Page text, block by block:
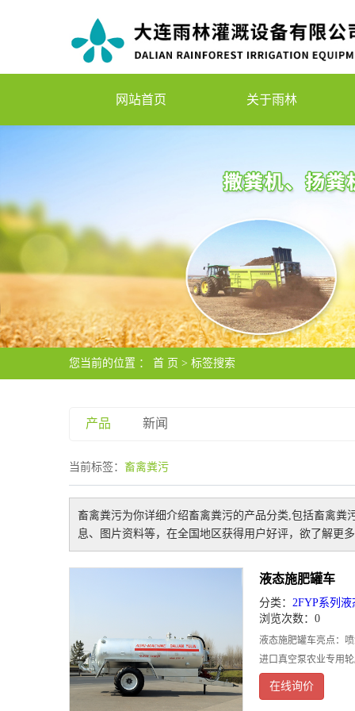
网站首页 关于雨林
您当前的位置 ： 首 页 > 标签搜索
产品 新闻
当前标签： 畜禽粪污
畜禽粪污为你详细介绍畜禽粪污的产品分类,包括畜禽粪
息、图片资料等，在全国地区获得用户好评，欲了解更
液态施肥罐车
分类： 2FYP系列
浏览次数：0
液态施肥罐车亮点：
进口真空泵农业专用
在线询价